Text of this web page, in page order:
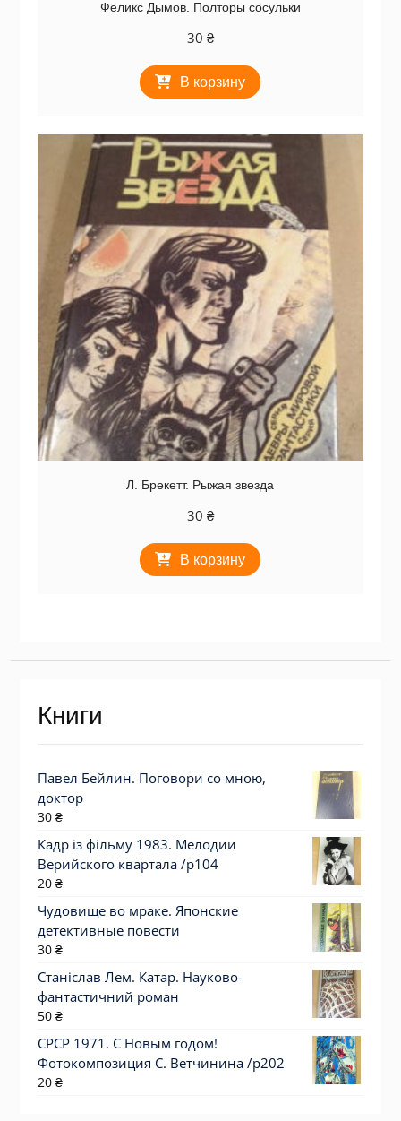
Феликс Дымов. Полторы сосульки
30 ₴
В корзину
Л. Брекетт. Рыжая звезда
30 ₴
В корзину
Книги
Павел Бейлин. Поговори со мною,
доктор
30 ₴
Кадр із фільму 1983. Мелодии
Верийского квартала /p104
20 ₴
Чудовище во мраке. Японские
детективные повести
30 ₴
Станіслав Лем. Катар. Науково-
фантастичний роман
50 ₴
СРСР 1971. С Новым годом!
Фотокомпозиция С. Ветчинина /р202
20 ₴